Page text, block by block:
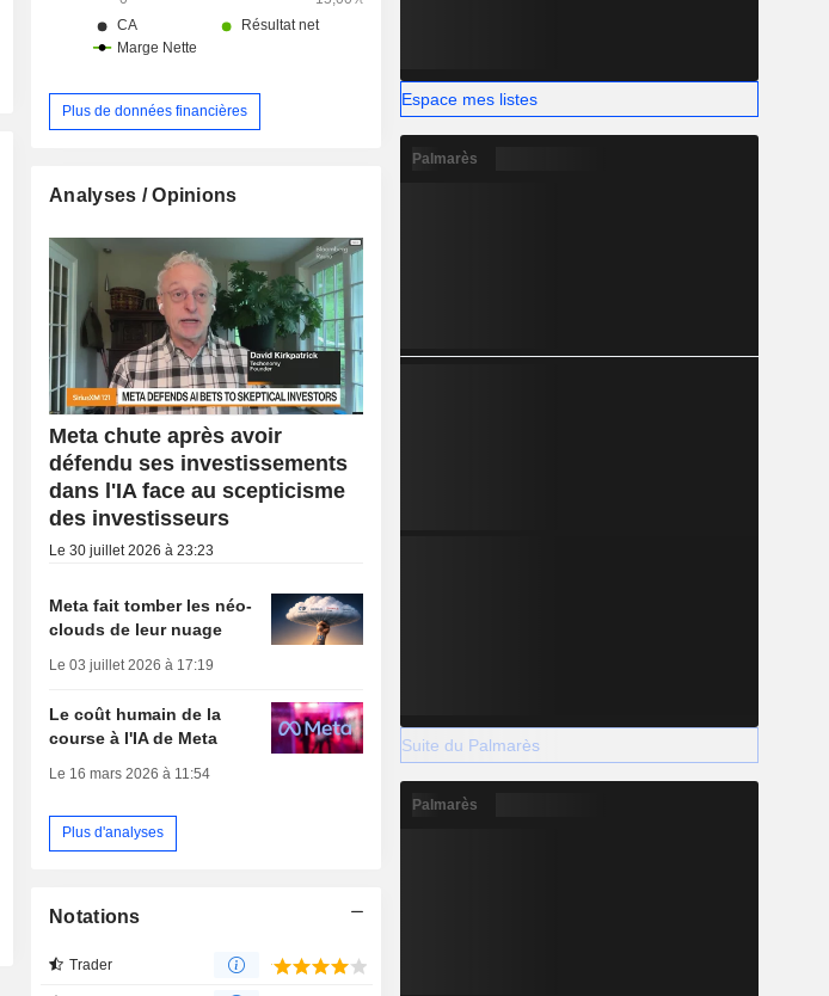
Plus de données financières
Analyses / Opinions
Meta chute après avoir
défendu ses investissements
dans l'IA face au scepticisme
des investisseurs
Le 30 juillet 2026 à 23:23
Meta fait tomber les néo-
clouds de leur nuage
Le 03 juillet 2026 à 17:19
Le coût humain de la
course à l'IA de Meta
Le 16 mars 2026 à 11:54
Plus d'analyses
Notations
Trader
Espace mes listes
Palmarès
Suite du Palmarès
Palmarès